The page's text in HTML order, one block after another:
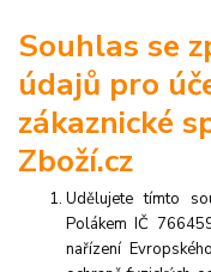
Souhlas se
údajů pro
zákaznické
Zboží.cz
Udělujete tímto
Polákem IČ
nařízení